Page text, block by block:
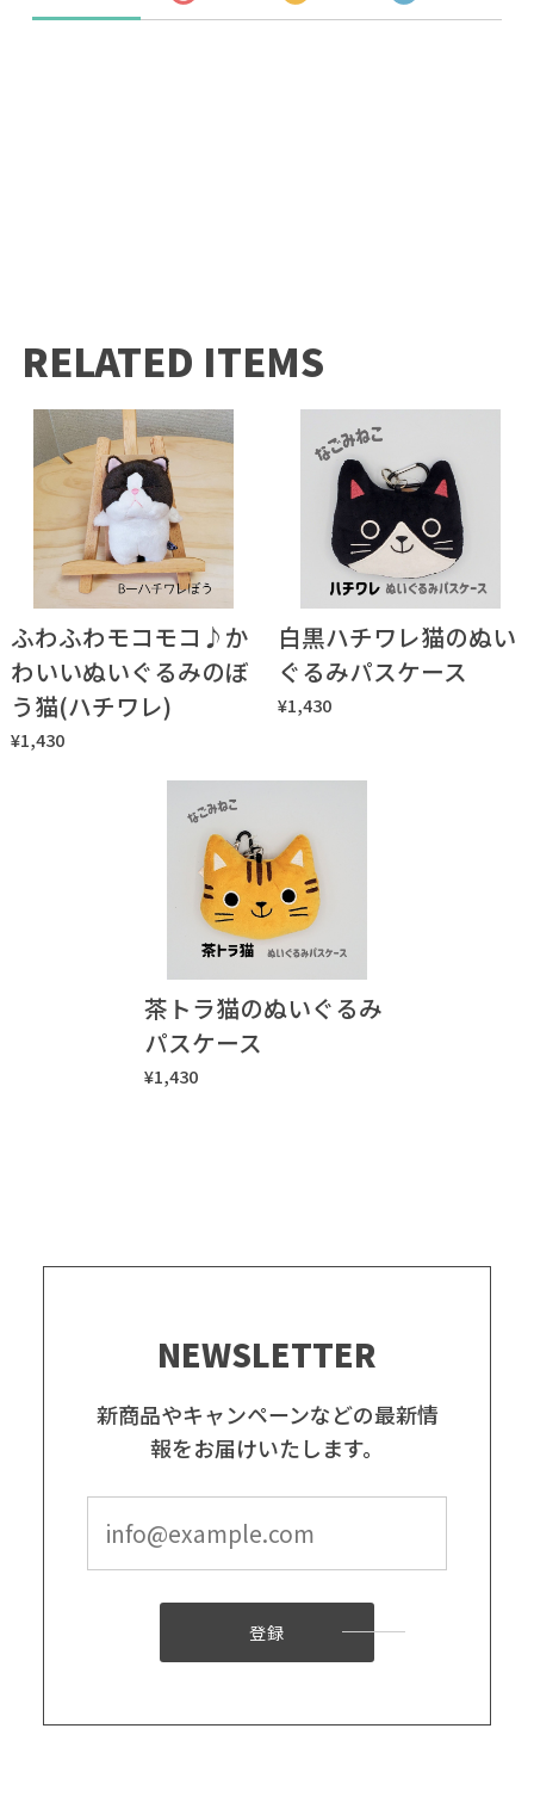
RELATED ITEMS
ふわふわモコモコ♪か
わいいぬいぐるみのぼ
う猫(ハチワレ)
¥1,430
白黒ハチワレ猫のぬい
ぐるみパスケース
¥1,430
茶トラ猫のぬいぐるみ
パスケース
¥1,430
NEWSLETTER
新商品やキャンペーンなどの最新情
報をお届けいたします。
登録